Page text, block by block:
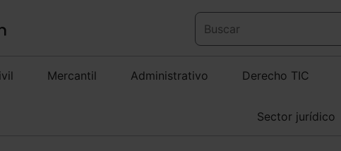
Mercantil Administrativo Derecho TIC
Sector jurídico